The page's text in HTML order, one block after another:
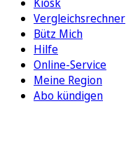
Vergleichsrechner
Bütz Mich
Hilfe
Online-Service
Meine Region
Abo kündigen